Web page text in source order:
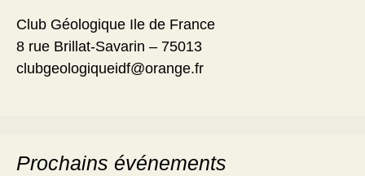
Club Géologique Ile de France
8 rue Brillat-Savarin – 75013
clubgeologiqueidf@orange.fr
Prochains événements